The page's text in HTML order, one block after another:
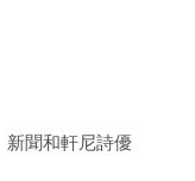
新聞和軒尼詩優